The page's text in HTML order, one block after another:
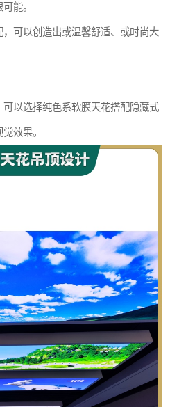
能。
可以创造出或温馨舒适、或时尚大
以选择纯色系软膜天花搭配隐藏式
效果。